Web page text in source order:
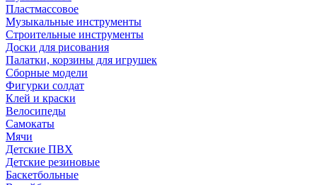
Пластмассовое
Музыкальные инструменты
Строительные инструменты
Доски для рисования
Палатки, корзины для игрушек
Сборные модели
Фигурки солдат
Клей и краски
Велосипеды
Самокаты
Мячи
Детские ПВХ
Детские резиновые
Баскетбольные